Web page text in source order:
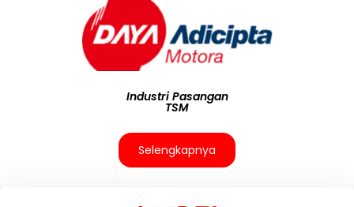
Industri Pasangan
TSM
Selengkapnya